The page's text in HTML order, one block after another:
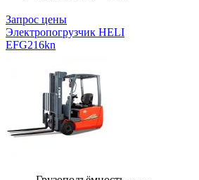
Запрос цены
Электропогрузчик HELI
EFG216kn